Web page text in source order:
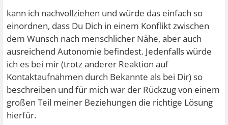
kann ich nachvollziehen und würde das einfach so
einordnen, dass Du Dich in einem Konflikt zwischen
dem Wunsch nach menschlicher Nähe, aber auch
ausreichend Autonomie befindest. Jedenfalls würde
ich es bei mir (trotz anderer Reaktion auf
Kontaktaufnahmen durch Bekannte als bei Dir) so
beschreiben und für mich war der Rückzug von einem
großen Teil meiner Beziehungen die richtige Lösung
hierfür.